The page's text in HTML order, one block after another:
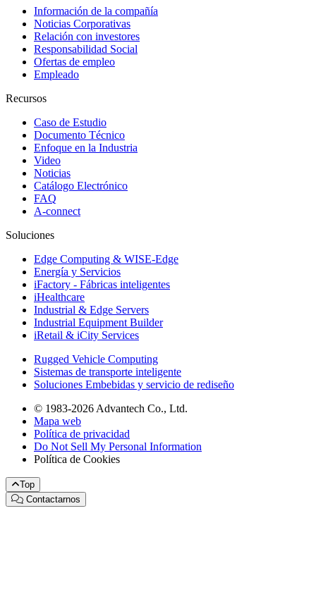
Información de la compañía
Noticias Corporativas
Relación con investores
Responsabilidad Social
Ofertas de empleo
Empleado
Recursos
Caso de Estudio
Documento Técnico
Enfoque en la Industria
Video
Noticias
Catálogo Electrónico
FAQ
A-connect
Soluciones
Edge Computing & WISE-Edge
Energía y Servicios
iFactory - Fábricas inteligentes
iHealthcare
Industrial & Edge Servers
Industrial Equipment Builder
iRetail & iCity Services
Rugged Vehicle Computing
Sistemas de transporte inteligente
Soluciones Embebidas y servicio de rediseño
© 1983-2026 Advantech Co., Ltd.
Mapa web
Política de privacidad
Do Not Sell My Personal Information
Política de Cookies
Top
Contactarnos